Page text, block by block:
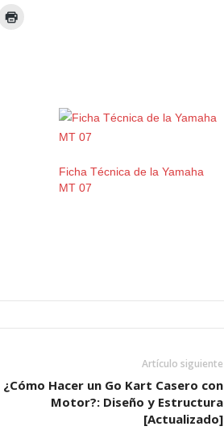
Ficha Técnica de la Yamaha
MT 07
Artículo siguiente
¿Cómo Hacer un Go Kart Casero con
Motor?: Diseño y Estructura
[Actualizado]